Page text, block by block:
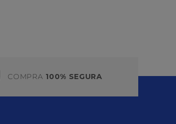
COMPRA 100% SEGURA